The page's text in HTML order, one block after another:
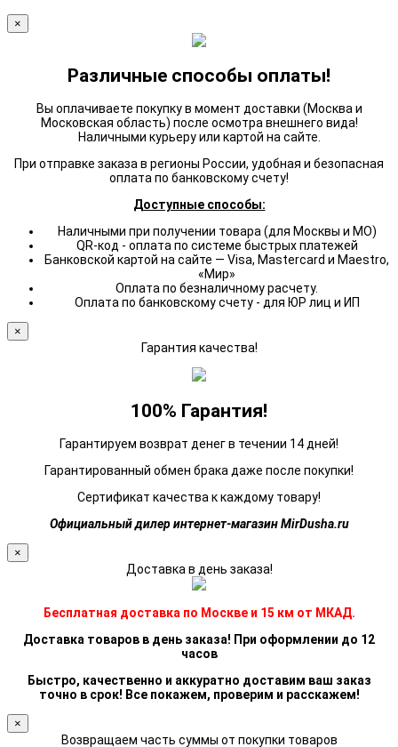
×
Различные способы оплаты!
Вы оплачиваете покупку в момент доставки (Москва и
Московская область) после осмотра внешнего вида!
Наличными курьеру или картой на сайте.
При отправке заказа в регионы России, удобная и безопасная
оплата по банковскому счету!
Доступные способы:
Наличными при получении товара (для Москвы и МО)
QR-код - оплата по системе быстрых платежей
Банковской картой на сайте — Visa, Mastercard и Maestro,
«Мир»
Оплата по безналичному расчету.
Оплата по банковскому счету - для ЮР лиц и ИП
×
Гарантия качества!
100% Гарантия!
Гарантируем возврат денег в течении 14 дней!
Гарантированный обмен брака даже после покупки!
Сертификат качества к каждому товару!
Официальный дилер интернет-магазин MirDusha.ru
×
Доставка в день заказа!
Бесплатная доставка по Москве и 15 км от МКАД.
Доставка товаров в день заказа! При оформлении до 12
часов
Быстро, качественно и аккуратно доставим ваш заказ
точно в срок! Все покажем, проверим и расскажем!
×
Возвращаем часть суммы от покупки товаров